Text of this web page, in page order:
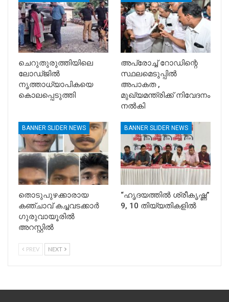
ചെറുതുരുത്തിയിലെ
ലോഡ്ജിൽ
നൃത്താധ്യാപികയെ
കൊലപ്പെടുത്തി
അപ്രോച്ച് റോഡിന്റെ
സ്ഥലമെടുപ്പിൽ
അപാകത ,
മുഖ്യമന്ത്രിക്ക് നിവേദനം
നൽകി
BANNER SLIDER NEWS
തൊടുപുഴക്കാരായ
കഞ്ചാവ് കച്ചവടക്കാർ
ഗുരുവായൂരിൽ
അറസ്റ്റിൽ
BANNER SLIDER NEWS
“ഹൃദയത്തിൽ ശ്രീകൃഷ്ണ”
9, 10 തിയ്യതികളിൽ
PREV NEXT